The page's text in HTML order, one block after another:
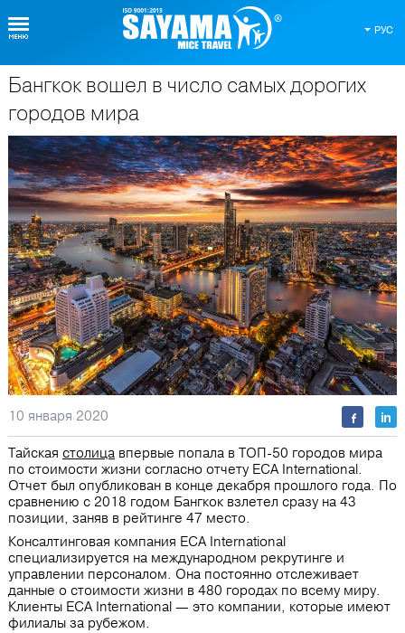
РУС
О Таиланде
Бангкок вошел в число самых дорогих
городов мира
10 января 2020
Тайская столица впервые попала в ТОП-50 городов мира
по стоимости жизни согласно отчету ECA International.
Отчет был опубликован в конце декабря прошлого года. По
сравнению с 2018 годом Бангкок взлетел сразу на 43
позиции, заняв в рейтинге 47 место.
Консалтинговая компания ECA International
специализируется на международном рекрутинге и
управлении персоналом. Она постоянно отслеживает
данные о стоимости жизни в 480 городах по всему миру.
Клиенты ECA International — это компании, которые имеют
филиалы за рубежом.